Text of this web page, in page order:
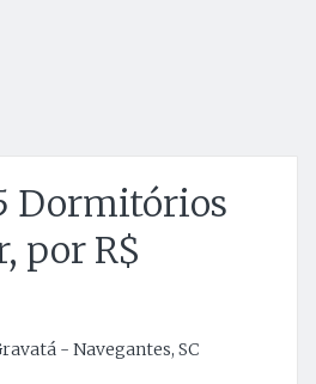
Dormitórios
por R$
- Navegantes, SC